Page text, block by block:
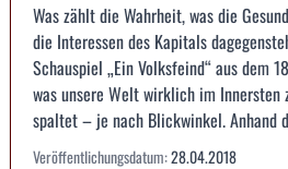
Was zählt die Wahrheit, was die
die Interessen des Kapitals
Schauspiel „Ein Volksfeind“ aus dem
was unsere Welt wirklich im Innersten
spaltet – je nach Blickwinkel. Anhand
Veröffentlichungsdatum:28.04.2018